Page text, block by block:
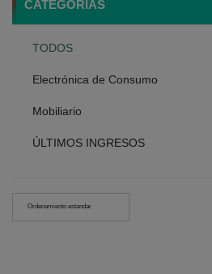
CATEGORÍAS
TODOS
Electrónica de Consumo
Mobiliario
ÚLTIMOS INGRESOS
Ordenamiento estandar